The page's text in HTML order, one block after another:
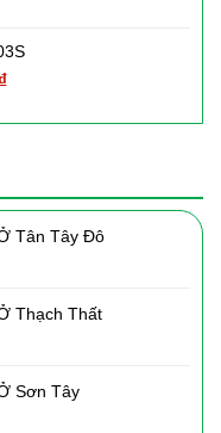
là:
2,160,000₫.
Giá
tại
Tân Tây Đô
Thạch Thất
Sơn Tây